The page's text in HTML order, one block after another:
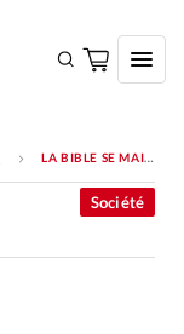
LA BIBLE SE MAINTIENT, BIEN, MÊME
Société